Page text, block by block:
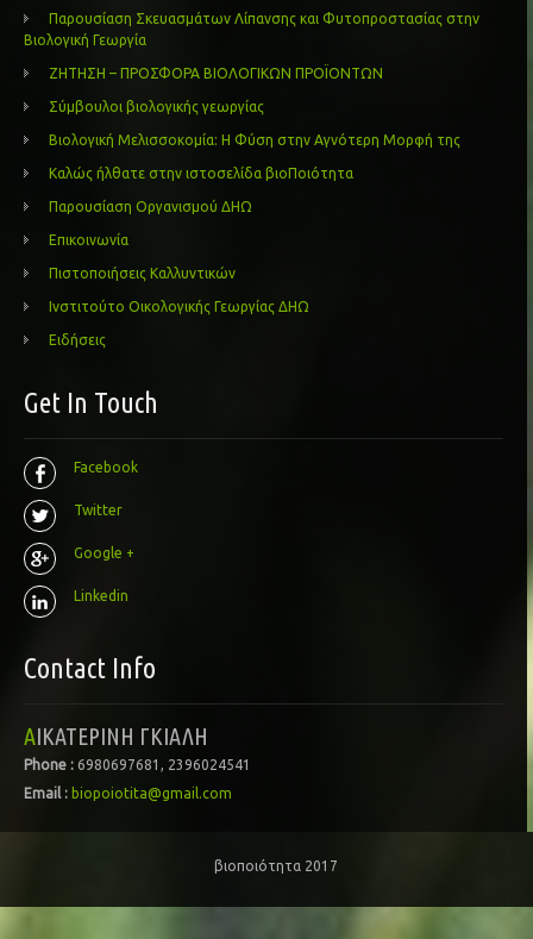
Παρουσίαση Σκευασμάτων Λίπανσης και Φυτοπροστασίας στην
Βιολογική Γεωργία
ΖΗΤΗΣΗ – ΠΡΟΣΦΟΡΑ ΒΙΟΛΟΓΙΚΩΝ ΠΡΟΪΟΝΤΩΝ
Σύμβουλοι βιολογικής γεωργίας
Βιολογική Μελισσοκομία: Η Φύση στην Αγνότερη Μορφή της
Καλώς ήλθατε στην ιστοσελίδα βιοΠοιότητα
Παρουσίαση Οργανισμού ΔΗΩ
Επικοινωνία
Πιστοποιήσεις Καλλυντικών
Ινστιτούτο Οικολογικής Γεωργίας ΔΗΩ
Ειδήσεις
Get In Touch
Facebook
Twitter
Google +
Linkedin
Contact Info
ΑΙΚΑΤΕΡΙΝΗ ΓΚΙΑΛΗ
Phone : 6980697681, 2396024541
Email : biopoiotita@gmail.com
βιοποιότητα 2017